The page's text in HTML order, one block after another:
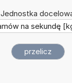
Jednostka